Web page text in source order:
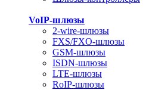
VoIP-шлюзы
2-wire-шлюзы
FXS/FXO-шлюзы
GSM-шлюзы
ISDN-шлюзы
LTE-шлюзы
RoIP-шлюзы